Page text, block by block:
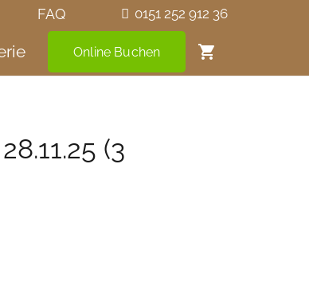
FAQ 0151 252 912 36
Online Buchen shopping_cart
(3